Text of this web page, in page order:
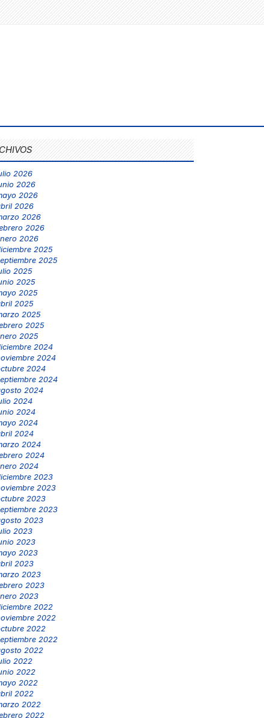
2026
2026
2026
2026
2026
2026
2026
2025
2025
2025
2025
2025
2025
2025
2025
2025
2024
2024
2024
2024
2024
2024
2024
2024
2024
2024
2024
2024
2023
2023
2023
2023
2023
2023
2023
2023
2023
2023
2023
2023
2022
2022
2022
2022
2022
2022
2022
2022
2022
2022
2022